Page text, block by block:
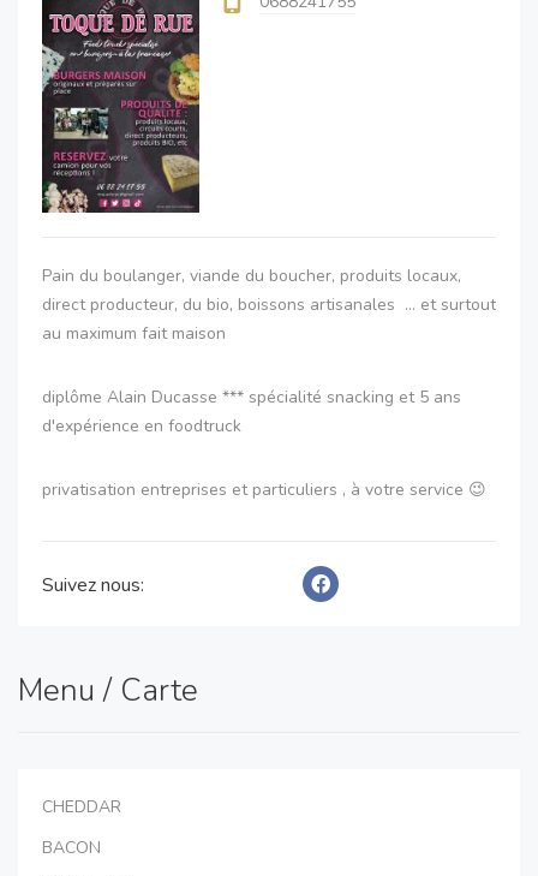
Pain du boulanger, viande du boucher, produits locaux,
direct producteur, du bio, boissons artisanales ... et surtout
au maximum fait maison
diplôme Alain Ducasse *** spécialité snacking et 5 ans
d'expérience en foodtruck
privatisation entreprises et particuliers , à votre service 😉
Suivez nous:
Menu / Carte
CHEDDAR
BACON